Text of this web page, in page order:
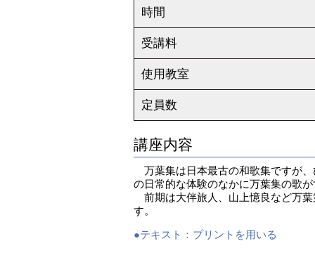
時間
受講料
使用教室
定員数
講座内容
万葉集は日本最古の和歌集ですが
の日常的な体験のなかに万葉集の歌
前期は大伴旅人、山上憶良など万
す。
●テキスト： プリントを用いる